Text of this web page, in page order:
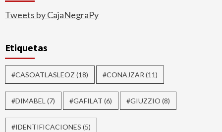
Tweets by CajaNegraPy
Etiquetas
#CASOATLASLEOZ (18) #CONAJZAR (11)
#DIMABEL (7) #GAFILAT (6) #GIUZZIO (8)
#IDENTIFICACIONES (5)